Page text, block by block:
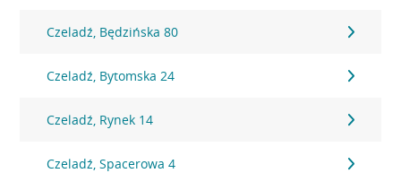
Czeladź, Będzińska 80
Czeladź, Bytomska 24
Czeladź, Rynek 14
Czeladź, Spacerowa 4